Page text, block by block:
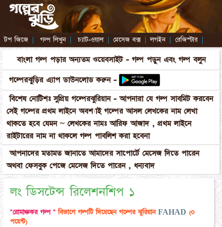
টপ জিজে | গল্প লিখুন | চ্যাট-ওয়াল | মেসেজ বক্স | লগইন | রেজিস্টার |
বাংলা গল্প পড়ার অন্যতম ওয়েবসাইট - গল্প পড়ুন এবং গল্প বলুন
গল্পেরঝুড়ির এ্যাপ ডাউনলোড করুন -
বিশেষ নোটিশঃ সুপ্রিয় গল্পেরঝুরিয়ান - আপনারা যে গল্প সাবমিট করবেন
সেই গল্পের প্রথম লাইনে অবশ্যাই গল্পের আসল লেখকের নাম লেখা
থাকতে হবে যেমন ~ লেখকের নামঃ আরিফ আজাদ , প্রথম লাইনে
রাইটারের নাম না থাকলে গল্প পাবলিশ করা হবেনা
আপনাদের মতামত জানাতে আমাদের সাপোর্টে মেসেজ দিতে পারেন
অথবা ফেসবুক পেজে মেসেজ দিতে পারেন , ধন্যবাদ
লং ডিসটেন্স রিলেশনশিপ ১
"রোমাঞ্চকর গল্প " বিভাগে গল্পটি দিয়েছেন গল্পের ঝুরিয়ান FAHAD (০
পয়েন্ট)